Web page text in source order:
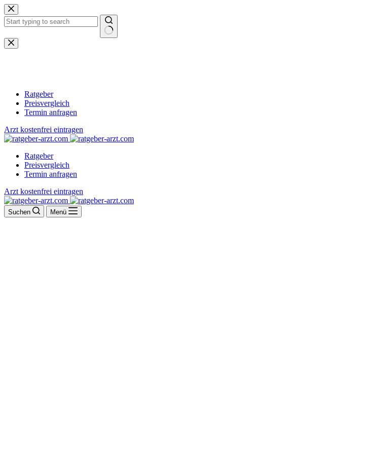
Zum
Inhalt
springen
Keine
Ergebnisse
Ratgeber
Preisvergleich
Termin anfragen
Arzt kostenfrei eintragen
Ratgeber
Preisvergleich
Termin anfragen
Arzt kostenfrei eintragen
Suchen Menü